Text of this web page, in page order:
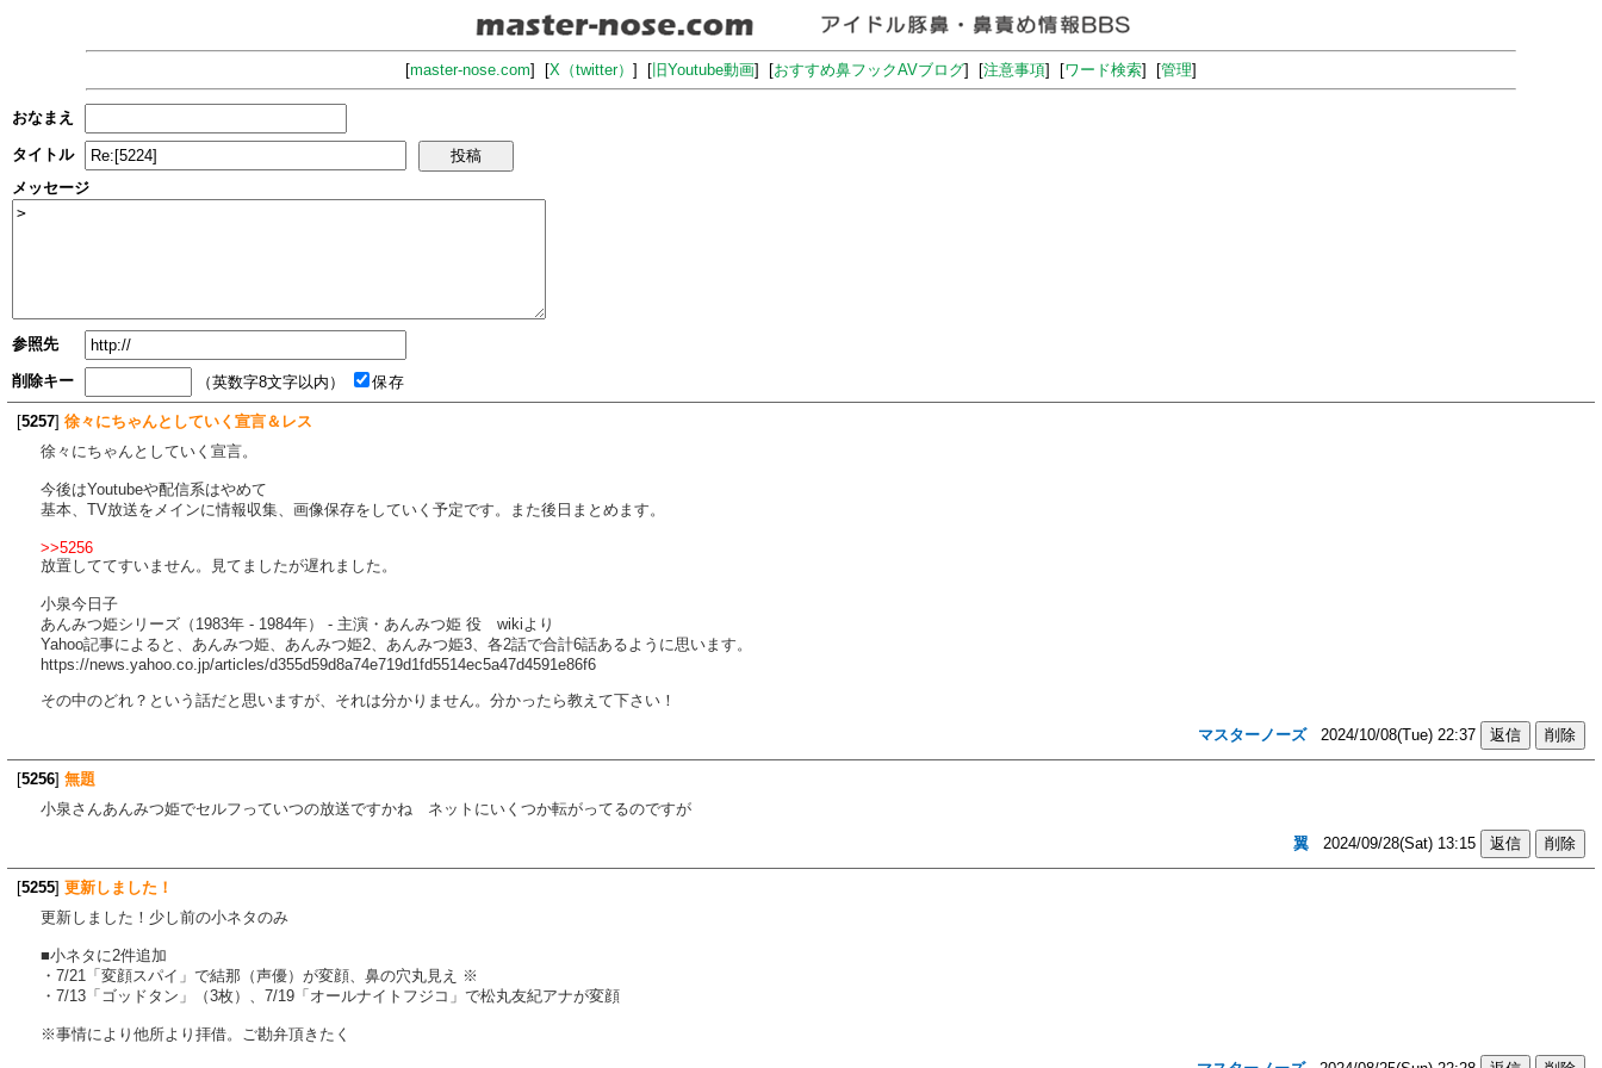
[master-nose.com] [X（twitter） ] [ 旧Youtube動画] [おすすめ鼻フックAVブログ] [注意事項] [ワード検索] [管理]
おなまえ
タイトル
メッセージ
参照先
削除キー （英数字8文字以内） 保存
[5257] 徐々にちゃんとしていく宣言＆レス
徐々にちゃんとしていく宣言。
今後はYoutubeや配信系はやめて
基本、TV放送をメインに情報収集、画像保存をしていく予定です。また後日まとめます。
>>5256
放置しててすいません。見てましたが遅れました。
小泉今日子
あんみつ姫シリーズ（1983年 - 1984年） - 主演・あんみつ姫 役 wikiより
Yahoo記事によると、あんみつ姫、あんみつ姫2、あんみつ姫3、各2話で合計6話あるように思います。
https://news.yahoo.co.jp/articles/d355d59d8a74e719d1fd5514ec5a47d4591e86f6
その中のどれ？という話だと思いますが、それは分かりません。分かったら教えて下さい！
マスターノーズ2024/10/08(Tue) 22:37
[5256] 無題
小泉さんあんみつ姫でセルフっていつの放送ですかね ネットにいくつか転がってるのですが
翼 2024/09/28(Sat) 13:15
[5255] 更新しました！
更新しました！少し前の小ネタのみ
■小ネタに2件追加
・7/21「変顔スパイ」で結那（声優）が変顔、鼻の穴丸見え ※
・7/13「ゴッドタン」（3枚）、7/19「オールナイトフジコ」で松丸友紀アナが変顔
※事情により他所より拝借。ご勘弁頂きたく